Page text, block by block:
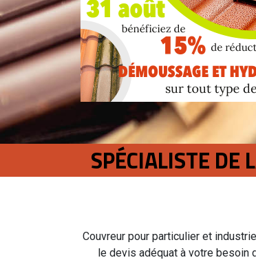
SPÉCIALISTE DE
Couvreur pour particulier et
le devis adéquat à votre besoin